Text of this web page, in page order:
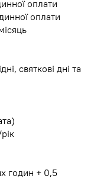
оплати
оплати
святкові дні та
годин + 0,5